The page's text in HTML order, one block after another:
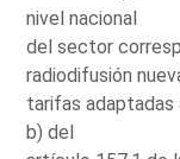
nivel nacional
del sector
radiodifusión
tarifas
b) del